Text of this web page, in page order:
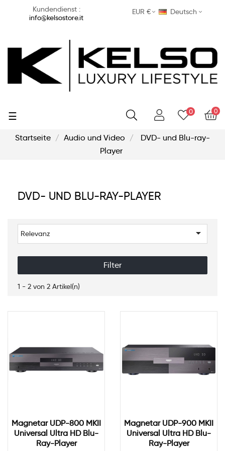
Kundendienst :
info@kelsostore.it
EUR € Deutsch
0
0
Umschalten
Navigation
☰
Startseite Audio und Video
DVD- und Blu-ray-
Player
DVD- UND BLU-RAY-PLAYER
Relevanz 
Filter
1 - 2 von 2 Artikel(n)
Magnetar UDP-800 MKII
Universal Ultra HD Blu-
Ray-Player
Magnetar UDP-900 MKII
Universal Ultra HD Blu-
Ray-Player